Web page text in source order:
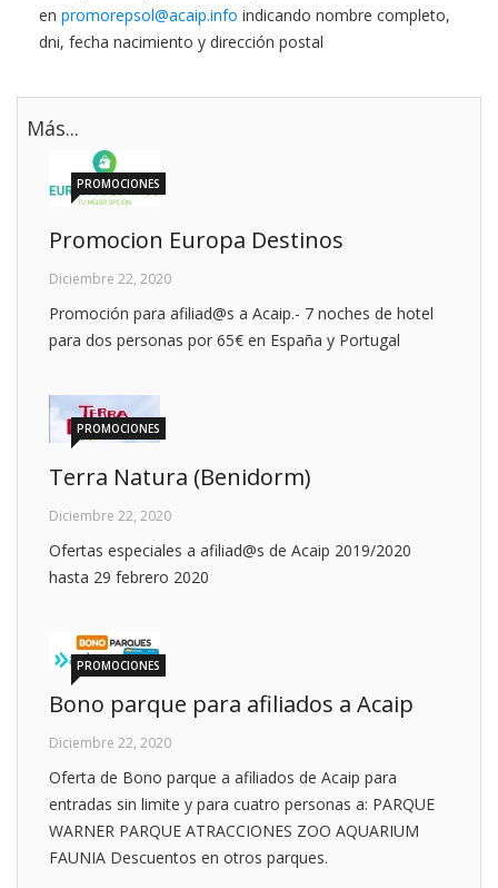
en promorepsol@acaip.info indicando nombre completo,
dni, fecha nacimiento y dirección postal
Más...
PROMOCIONES
Promocion Europa Destinos
Diciembre 22, 2020
Promoción para afiliad@s a Acaip.- 7 noches de hotel
para dos personas por 65€ en España y Portugal
PROMOCIONES
Terra Natura (Benidorm)
Diciembre 22, 2020
Ofertas especiales a afiliad@s de Acaip 2019/2020
hasta 29 febrero 2020
PROMOCIONES
Bono parque para afiliados a Acaip
Diciembre 22, 2020
Oferta de Bono parque a afiliados de Acaip para
entradas sin limite y para cuatro personas a: PARQUE
WARNER PARQUE ATRACCIONES ZOO AQUARIUM
FAUNIA Descuentos en otros parques.